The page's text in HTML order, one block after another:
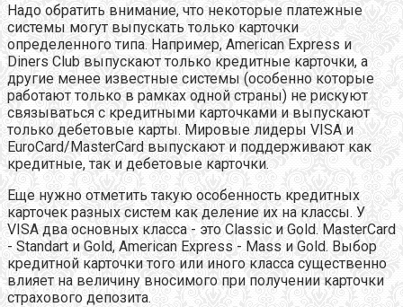
Надо обратить внимание, что некоторые платежные
системы могут выпускать только карточки
определенного типа. Например, American Express и
Diners Club выпускают только кредитные карточки, а
другие менее известные системы (особенно которые
работают только в рамках одной страны) не рискуют
связываться с кредитными карточками и выпускают
только дебетовые карты. Мировые лидеры VISA и
EuroCard/MasterCard выпускают и поддерживают как
кредитные, так и дебетовые карточки.
Еще нужно отметить такую особенность кредитных
карточек разных систем как деление их на классы. У
VISA два основных класса - это Classic и Gold. MasterCard
- Standart и Gold, American Express - Mass и Gold. Выбор
кредитной карточки того или иного класса существенно
влияет на величину вносимого при получении карточки
страхового депозита.